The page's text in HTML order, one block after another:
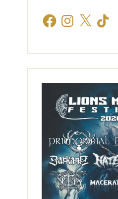
FacebookInstagram
X TikTok